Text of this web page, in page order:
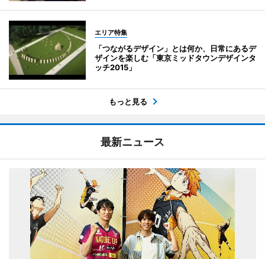
エリア特集
「つながるデザイン」とは何か、日常にあるデ
ザインを楽しむ「東京ミッドタウンデザインタ
ッチ2015」
もっと見る
最新ニュース